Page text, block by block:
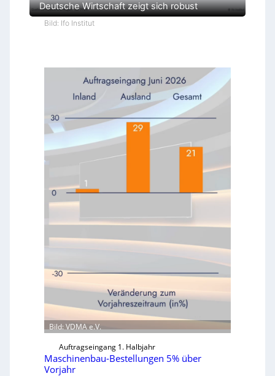
Deutsche Wirtschaft zeigt sich robust
Bild: Ifo Institut
Bild: VDMA e.V.
Auftragseingang 1. Halbjahr
Maschinenbau-Bestellungen 5% über
Vorjahr